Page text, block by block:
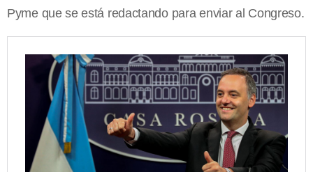
Pyme que se está redactando para enviar al Congreso.